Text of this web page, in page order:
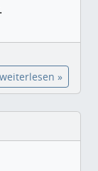
weiterlesen »